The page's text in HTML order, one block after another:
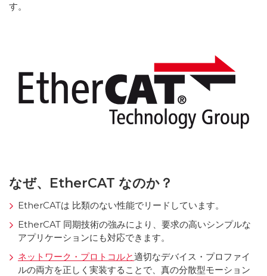
す。
なぜ、EtherCAT なのか？
EtherCATは 比類のない性能でリードしています。
EtherCAT 同期技術の強みにより、要求の高いシンプルな
アプリケーションにも対応できます。
ネットワーク・プロトコルと適切なデバイス・プロファイ
ルの両方を正しく実装することで、真の分散型モーション